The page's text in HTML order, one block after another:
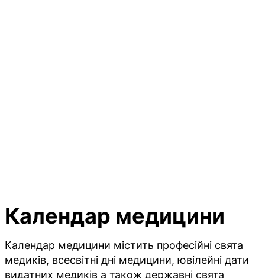
Календар медицини
Календар медицини містить професійні свята
медиків, всесвітні дні медицини, ювілейні дати
видатних медиків а також державні свята